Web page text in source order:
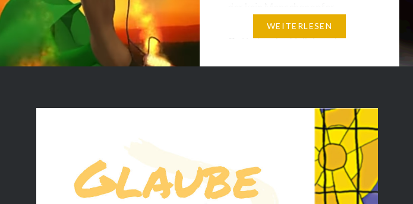
fordert. Der eine und einzige
Gott, den das Volk Israel
Probe stellt und scheinbar die
Opferung Isaaks –…
WEITERLESEN